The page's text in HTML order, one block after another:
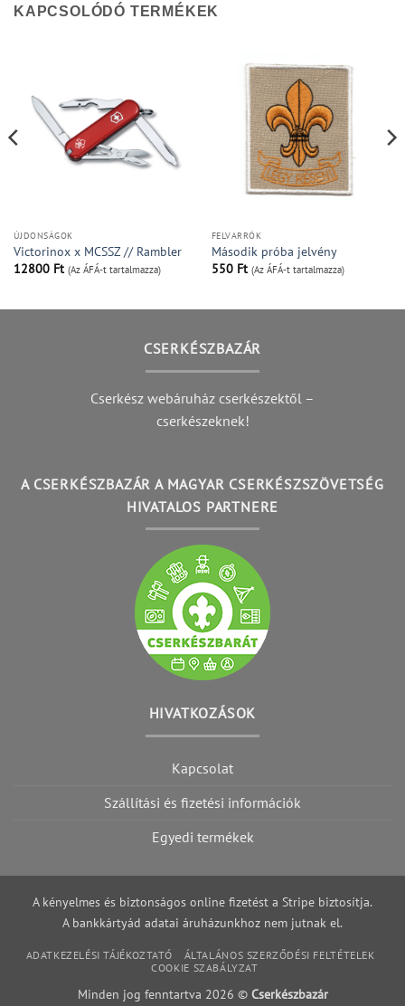
KAPCSOLÓDÓ TERMÉKEK
ÚJDONSÁGOK
Victorinox x MCSSZ // Rambler
12800 Ft (Az ÁFÁ-t tartalmazza)
FELVARRÓK
Második próba jelvény
550 Ft (Az ÁFÁ-t tartalmazza)
CSERKÉSZBAZÁR
Cserkész webáruház cserkészektől –
cserkészeknek!
A CSERKÉSZBAZÁR A MAGYAR CSERKÉSZSZÖVETSÉG
HIVATALOS PARTNERE
HIVATKOZÁSOK
Kapcsolat
Szállítási és fizetési információk
Egyedi termékek
A kényelmes és biztonságos online fizetést a Stripe biztosítja.
A bankkártyád adatai áruházunkhoz nem jutnak el.
ADATKEZELÉSI TÁJÉKOZTATÓ
ÁLTALÁNOS SZERZŐDÉSI FELTÉTELEK
COOKIE SZABÁLYZAT
Minden jog fenntartva 2026 © Cserkészbazár